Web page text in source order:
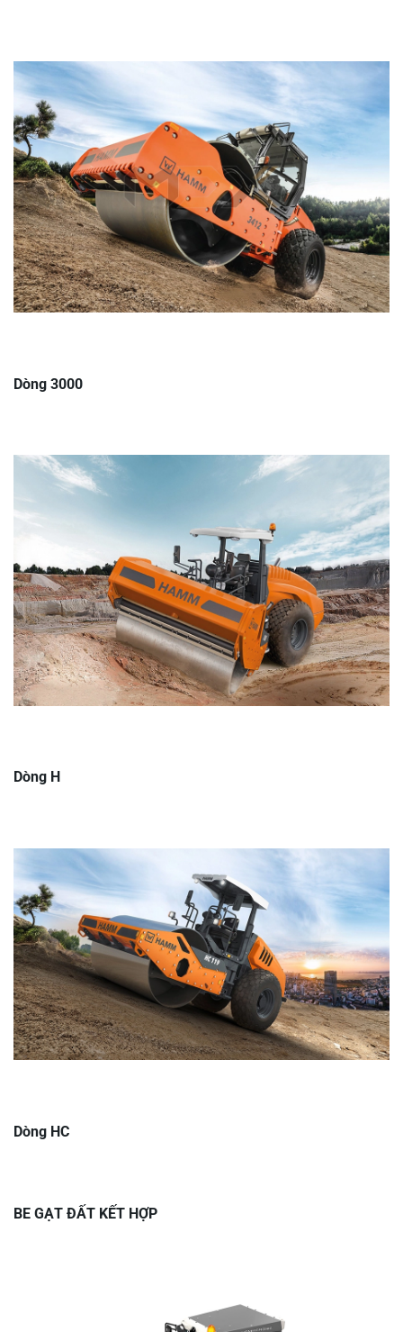
Dòng 3000
Dòng H
Dòng HC
BE GẠT ĐẤT KẾT HỢP